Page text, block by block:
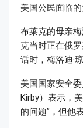
美国公民面临的
布莱克的母亲
克当时正在俄
话时，梅洛迪·
美国国家安全
Kirby）表示，
的问题”，但他